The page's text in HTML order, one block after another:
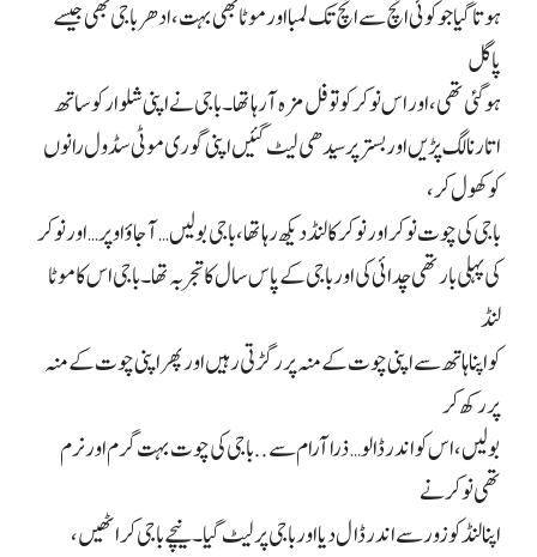
ہوتا گیا جو کوئی انچ سے انچ تک لمبا اور موٹا بھی بہت، ادھر باجی بھی جیسے
پاگل
ہو گئی تھی، اور اس نوکر کو تو فل مزہ آ رہا تھا۔ باجی نے اپنی شلوار کو ساتھ
اتارنا لگ پڑیں اور بستر پر سیدھی لیٹ گئیں اپنی گوری موٹی سڈول رانوں
کو کھول کر،
باجی کی چوت نوکر اور نوکر کا لنڈ دیکھ رہا تھا، باجی بولیں… آ جاؤ اوپر… اور نوکر
کی پہلی بار تھی چدائی کی اور باجی کے پاس سال کا تجربہ تھا۔ باجی اس کا موٹا
لنڈ
کو اپنا ہاتھ سے اپنی چوت کے منہ پر رگڑتی رہیں اور پھر اپنی چوت کے منہ
پر رکھ کر
بولیں، اس کو اندر ڈالو… ذرا آرام سے.. باجی کی چوت بہت گرم اور نرم
تھی نوکر نے
اپنا لنڈ کو زور سے اندر ڈال دیا اور باجی پر لیٹ گیا۔ نیچے باجی کر اٹھیں،